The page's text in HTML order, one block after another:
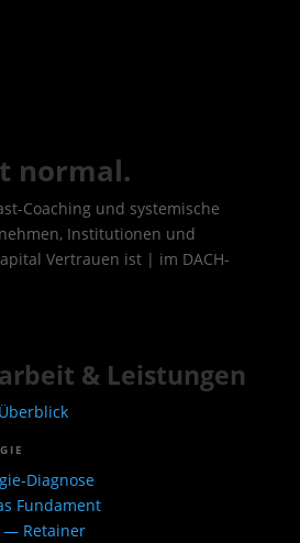
normal.
Coaching und systemische
Institutionen und
Vertrauen ist | im DACH-
& Leistungen
Diagnose
Fundament
— Retainer